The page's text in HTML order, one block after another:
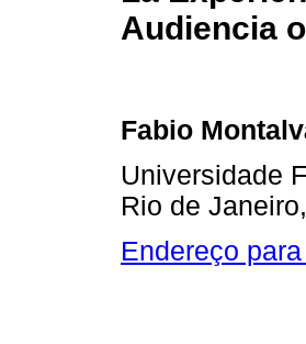
Audiencia
Fabio
Universidade
Rio de
Endereço